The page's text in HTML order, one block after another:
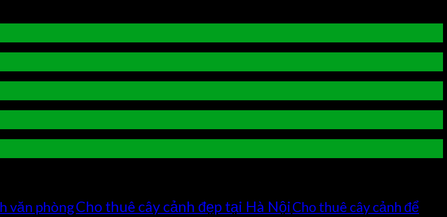
văn phòngCho thuê cây cảnh đẹp tại Hà NộiCho thuê cây cảnh để